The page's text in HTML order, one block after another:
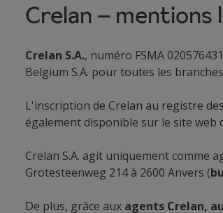
Crelan – mentions
Crelan S.A., numéro FSMA
Belgium S.A. pour toutes les
L'inscription de Crelan au registre
également disponible sur le site web
Crelan S.A. agit uniquement comme
Grotesteenweg 214 à 2600 Anvers (
De plus, grâce aux agents Crelan,